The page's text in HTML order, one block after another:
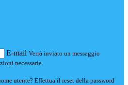
E-mail Verrà inviato un messaggio
necessarie.
utente? Effettua il reset della password